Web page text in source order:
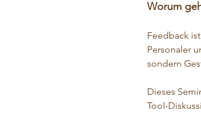
Worum
Feedback
Personaler
sondern
Dieses
Tool-